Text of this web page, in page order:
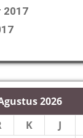
2017
2026
K J